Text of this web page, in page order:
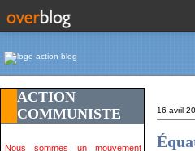
ACTION
COMMUNISTE
Nous sommes un mouvement
16 avril